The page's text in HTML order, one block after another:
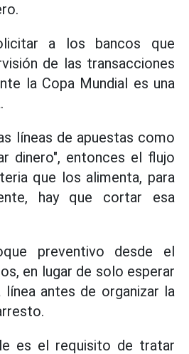
a los bancos que
de las transacciones
la Copa Mundial es una
líneas de apuestas como
dinero", entonces el flujo
que los alimenta, para
hay que cortar esa
preventivo desde el
en lugar de solo esperar
antes de organizar la
es el requisito de tratar